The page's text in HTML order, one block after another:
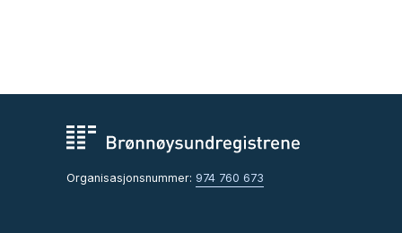
Organisasjonsnummer: 974 760 673